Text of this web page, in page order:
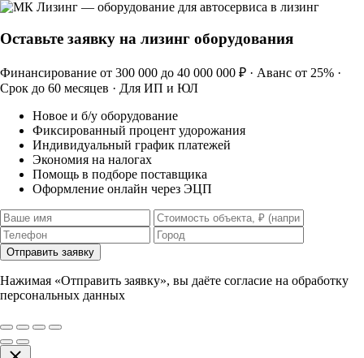
Оставьте заявку на лизинг оборудования
Финансирование от 300 000 до 40 000 000 ₽ · Аванс от 25% ·
Срок до 60 месяцев · Для ИП и ЮЛ
Новое и б/у оборудование
Фиксированный процент удорожания
Индивидуальный график платежей
Экономия на налогах
Помощь в подборе поставщика
Оформление онлайн через ЭЦП
Отправить заявку
Нажимая «Отправить заявку», вы даёте согласие на обработку
персональных данных